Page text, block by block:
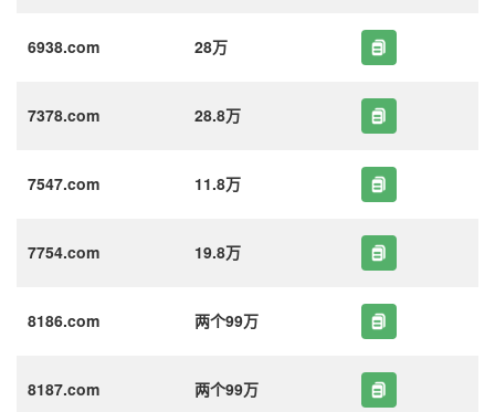
6938.com 28万
7378.com 28.8万
7547.com 11.8万
7754.com 19.8万
8186.com 两个99万
8187.com 两个99万